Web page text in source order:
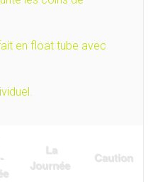
en float tube avec
La
Journée
Caution